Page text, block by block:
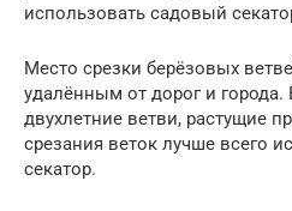
использовать садовый
Место срезки берёзовых
удалённым от дорог и
двухлетние ветви, растущие
срезания веток лучше всего
секатор.